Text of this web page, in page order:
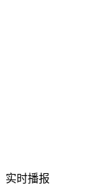
实时播报